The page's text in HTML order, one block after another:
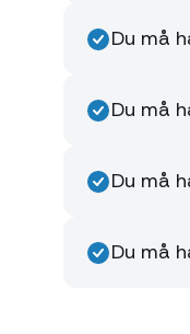
Du må
Du må
Du må
Du må